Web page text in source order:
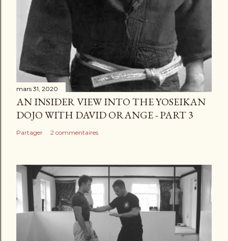
mars 31, 2020
AN INSIDER VIEW INTO THE YOSEIKAN
DOJO WITH DAVID ORANGE - PART 3
Partager 2 commentaires